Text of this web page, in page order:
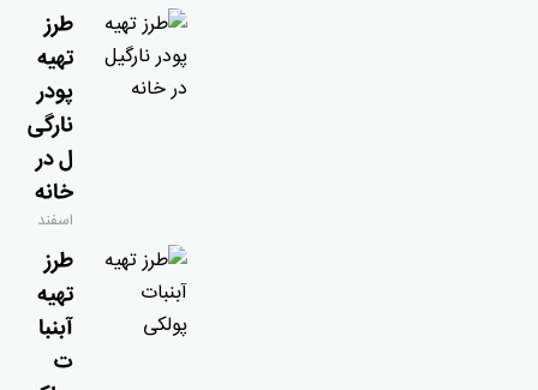
طرز
تهیه
پودر
نارگی
ل در
خانه
اسفند
طرز
تهیه
آبنبا
ت